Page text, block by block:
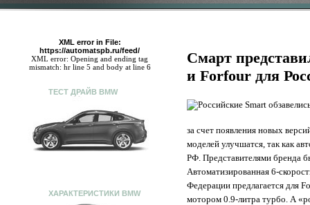
XML error in File:
https://automatspb.ru/feed/
XML error: Opening and ending tag
mismatch: hr line 5 and body at line 6
ТЕСТ ДРАЙВ BMW
ХАРАКТЕРИСТИКИ BMW
Смарт
и Forfour для
за счет появления новых
моделей улучшатся, так как
РФ. Представителями бренда
Автоматизированная 6-
Федерации предлагается для
мотором 0.9-литра турбо. А